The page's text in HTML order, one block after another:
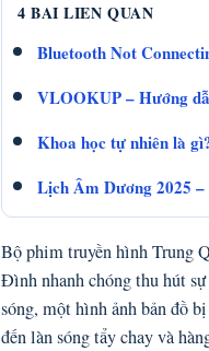
4 BAI LIEN QUAN
Bluetooth Not
VLOOKUP – Hướng
Khoa học tự nhiên là
Lịch Âm Dương 2025
Bộ phim truyền hình Trung
Đình nhanh chóng thu hút
sóng, một hình ảnh bản đồ
đến làn sóng tẩy chay và